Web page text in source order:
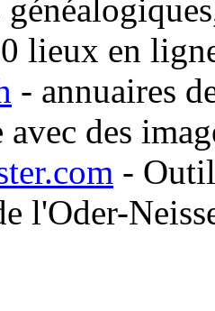
lieux en
- annuaires
des
-
l'Oder-